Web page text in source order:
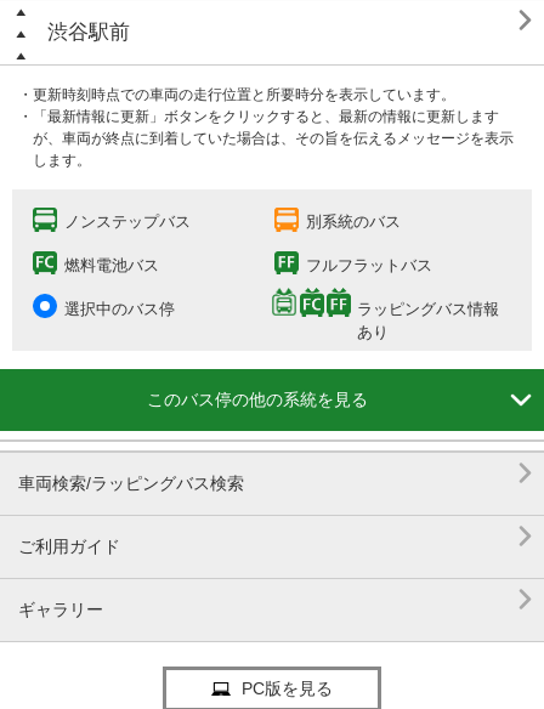
渋谷駅前 
・更新時刻時点での車両の走行位置と所要時分を表示しています。
・「最新情報に更新」ボタンをクリックすると、最新の情報に更新します
が、車両が終点に到着していた場合は、その旨を伝えるメッセージを表示
します。
ノンステップバス 別系統のバス
燃料電池バス フルフラットバス
選択中のバス停
ラッピングバス情報
あり
このバス停の他の系統を見る 
車両検索/ラッピングバス検索 
ご利用ガイド 
ギャラリー 
PC版を見る